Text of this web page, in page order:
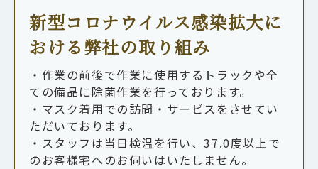
新型コロナウイルス感染拡大に
おける弊社の取り組み
・作業の前後で作業に使用するトラックや全
ての備品に除菌作業を行っております。
・マスク着用での訪問・サービスをさせてい
ただいております。
・スタッフは当日検温を行い、37.0度以上で
のお客様宅へのお伺いはいたしません。